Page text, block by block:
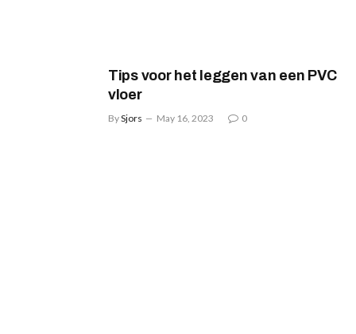
Tips voor het leggen van een PVC
vloer
BySjors May 16, 2023 0